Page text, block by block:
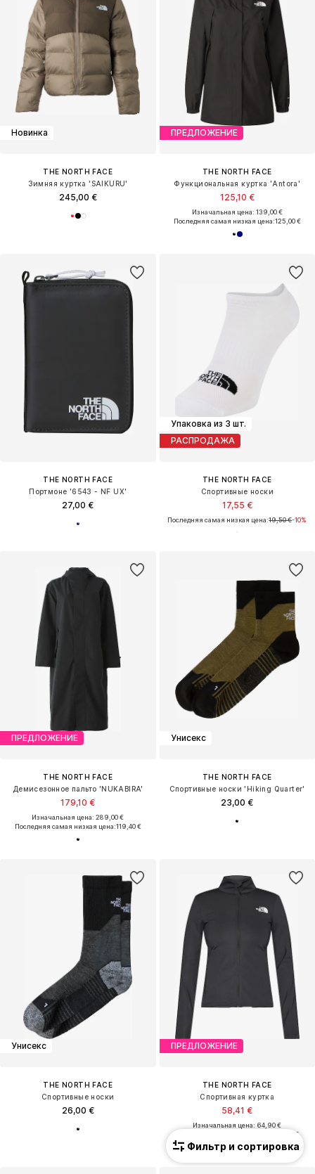
Новинка
THE NORTH FACE
Зимняя куртка 'SAIKURU'
245,00 €
ПРЕДЛОЖЕНИЕ
THE NORTH FACE
Функциональная куртка 'Antora'
125,10 €
Изначальная цена: 139,00 €
Последняя самая низкая цена:125,00 €
THE NORTH FACE
Портмоне '6543 - NF UX'
27,00 €
Упаковка из 3 шт.
РАСПРОДАЖА
THE NORTH FACE
Спортивные носки
17,55 €
Последняя самая низкая цена:19,50 €-10%
ПРЕДЛОЖЕНИЕ
THE NORTH FACE
Демисезонное пальто 'NUKABIRA'
179,10 €
Изначальная цена: 289,00 €
Последняя самая низкая цена:119,40 €
Унисекс
THE NORTH FACE
Спортивные носки 'Hiking Quarter'
23,00 €
Унисекс
THE NORTH FACE
Спортивные носки
26,00 €
ПРЕДЛОЖЕНИЕ
THE NORTH FACE
Спортивная куртка
58,41 €
Изначальная цена: 64,90 €
49,41 €
Фильтр и сортировка